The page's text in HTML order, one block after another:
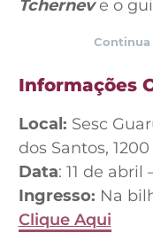
Tcherneve o
Continua
Informações
Local: Sesc
dos Santos,
Data: 11 de abril
Ingresso: Na
Clique Aqui